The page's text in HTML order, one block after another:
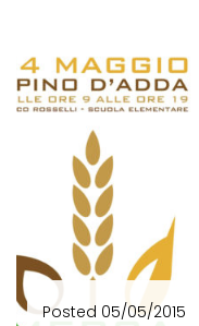
Posted 05/05/2015